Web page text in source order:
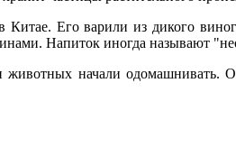
Китае. Его варили из дикого
Напиток иногда называют
животных начали одомашнивать.